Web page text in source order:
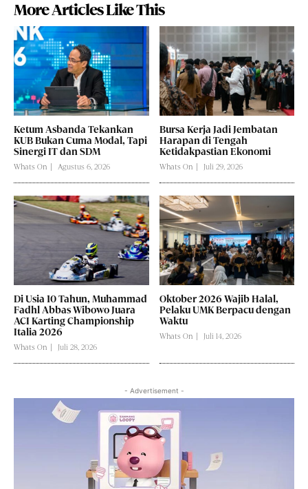
More Articles Like This
Ketum Asbanda Tekankan
KUB Bukan Cuma Modal, Tapi
Sinergi IT dan SDM
Whats On Agustus 6, 2026
Bursa Kerja Jadi Jembatan
Harapan di Tengah
Ketidakpastian Ekonomi
Whats On Juli 29, 2026
Di Usia 10 Tahun, Muhammad
Fadhl Abbas Wibowo Juara
ACI Karting Championship
Italia 2026
Whats On Juli 28, 2026
Oktober 2026 Wajib Halal,
Pelaku UMK Berpacu dengan
Waktu
Whats On Juli 14, 2026
- Advertisement -